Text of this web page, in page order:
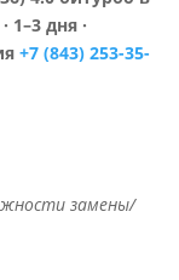
1–3 дня ·
+7 (843) 253-35-
замены/